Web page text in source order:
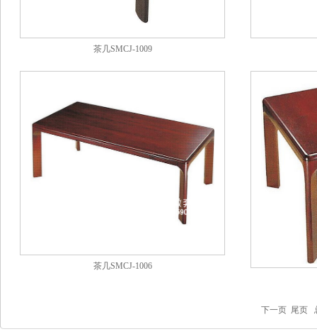
茶几SMCJ-1009
茶几SMCJ-1006
下一页 尾页